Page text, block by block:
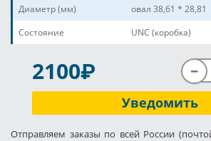
Диаметр (мм)
овал 38,61 * 28,81
Состояние
UNC (коробка)
2100P
Уведомить
Отправляем заказы по всей России